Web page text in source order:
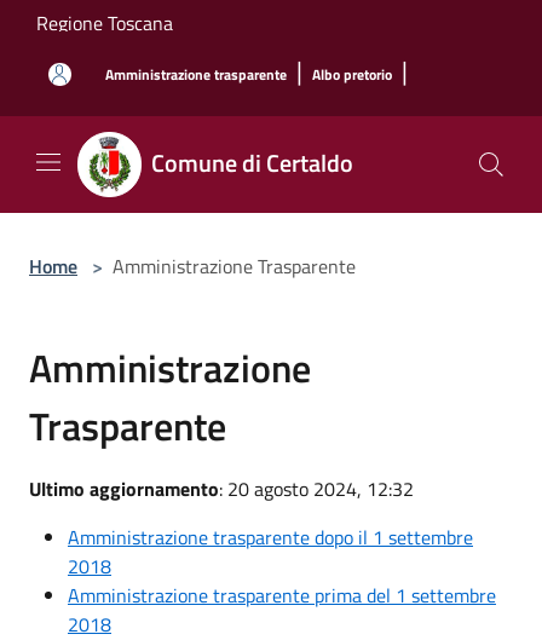
Salta al contenuto principale
Regione Toscana
Amministrazione trasparente | Albo pretorio |
Comune di Certaldo
Home > Amministrazione Trasparente
Amministrazione
Trasparente
Ultimo aggiornamento: 20 agosto 2024, 12:32
Amministrazione trasparente dopo il 1 settembre
2018
Amministrazione trasparente prima del 1 settembre
2018